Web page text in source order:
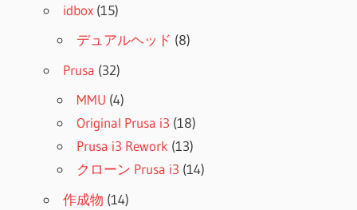
idbox (15)
デュアルヘッド (8)
Prusa (32)
MMU (4)
Original Prusa i3 (18)
Prusa i3 Rework (13)
クローン Prusa i3 (14)
作成物 (14)